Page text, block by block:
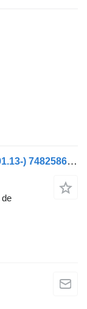
Radiateur de climatisation Renault T (01.13-) 7482586984 pour tracteur routier Renault T (2013-)